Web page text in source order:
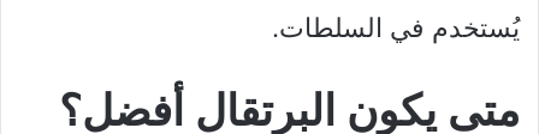
يُستخدم في السلطات.
متى يكون البرتقال أفضل؟